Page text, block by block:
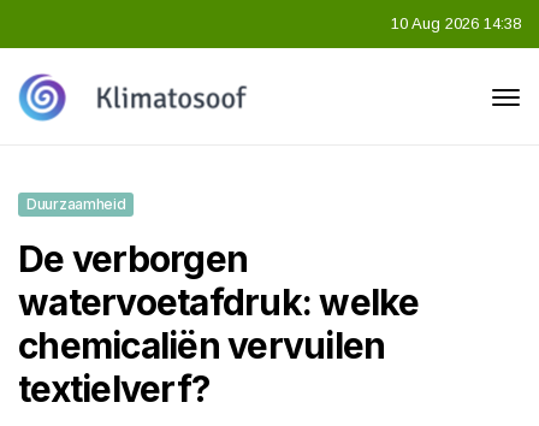
10 Aug 2026 14:38
Duurzaamheid
De verborgen
watervoetafdruk: welke
chemicaliën vervuilen
textielverf?